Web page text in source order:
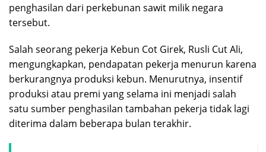
penghasilan dari perkebunan sawit milik negara
tersebut.
Salah seorang pekerja Kebun Cot Girek, Rusli Cut Ali,
mengungkapkan, pendapatan pekerja menurun karena
berkurangnya produksi kebun. Menurutnya, insentif
produksi atau premi yang selama ini menjadi salah
satu sumber penghasilan tambahan pekerja tidak lagi
diterima dalam beberapa bulan terakhir.